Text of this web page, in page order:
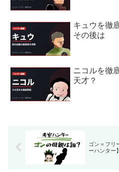
キュウを徹
その後は
ニコルを徹
天才？
ゴン＝フリ
ーハンター】